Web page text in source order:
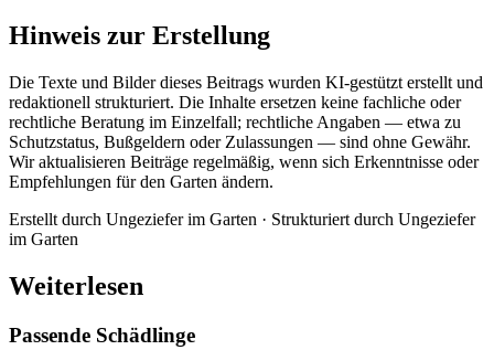
Hinweis zur Erstellung
Die Texte und Bilder dieses Beitrags wurden KI-gestützt erstellt und
redaktionell strukturiert. Die Inhalte ersetzen keine fachliche oder
rechtliche Beratung im Einzelfall; rechtliche Angaben — etwa zu
Schutzstatus, Bußgeldern oder Zulassungen — sind ohne Gewähr.
Wir aktualisieren Beiträge regelmäßig, wenn sich Erkenntnisse oder
Empfehlungen für den Garten ändern.
Erstellt durch Ungeziefer im Garten · Strukturiert durch Ungeziefer
im Garten
Weiterlesen
Passende Schädlinge